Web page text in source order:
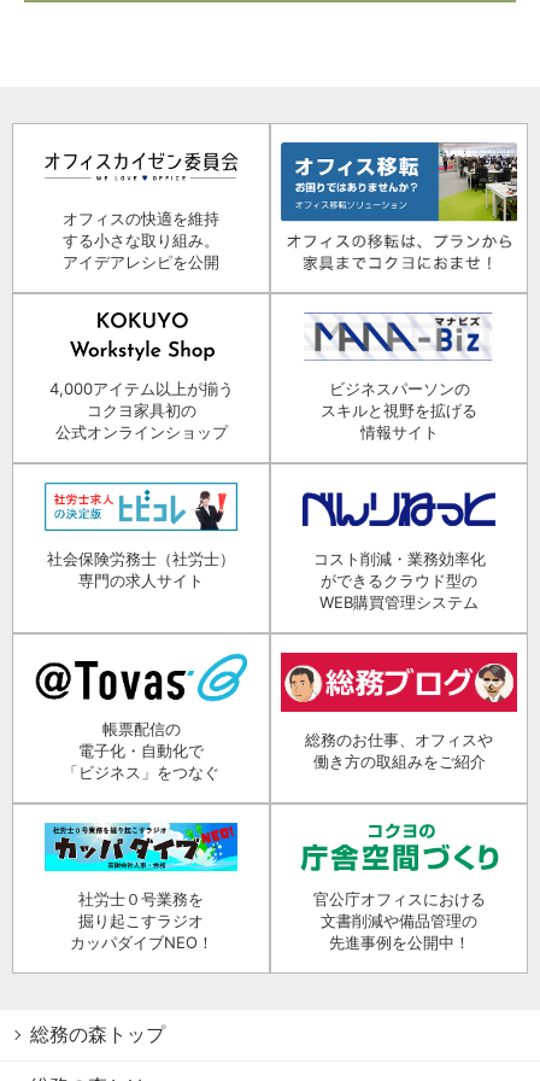
オフィスの快適を維持
する小さな取り組み。
アイデアレシピを公開
4,000アイテム以上が揃う
コクヨ家具初の
公式オンラインショップ
ビジネスパーソンの
スキルと視野を拡げる
情報サイト
社会保険労務士（社労士）
専門の求人サイト
コスト削減・業務効率化
ができるクラウド型の
WEB購買管理システム
帳票配信の
電子化・自動化で
「ビジネス」をつなぐ
総務のお仕事、オフィスや
働き方の取組みをご紹介
社労士０号業務を
掘り起こすラジオ
カッパダイブNEO！
官公庁オフィスにおける
文書削減や備品管理の
先進事例を公開中！
総務の森トップ